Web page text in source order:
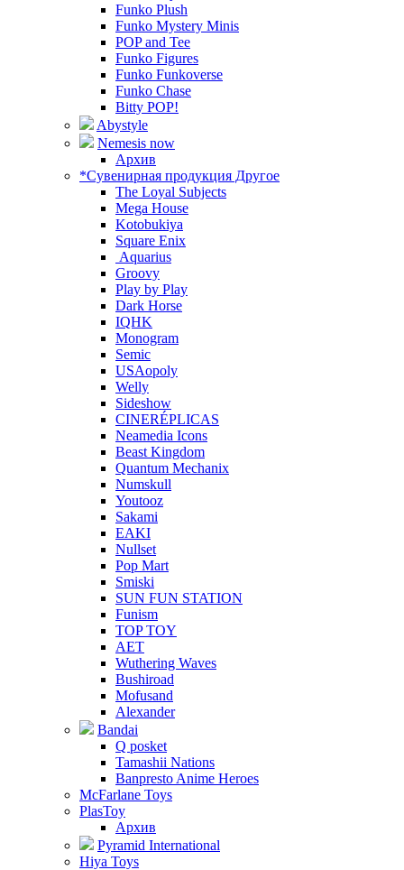
Funko Plush
Funko Mystery Minis
POP and Tee
Funko Figures
Funko Funkoverse
Funko Chase
Bitty POP!
Abystyle
Nemesis now
Архив
*Сувенирная продукция Другое
The Loyal Subjects
Mega House
Kotobukiya
Square Enix
Aquarius
Groovy
Play by Play
Dark Horse
IQHK
Monogram
Semic
USAopoly
Welly
Sideshow
CINERÉPLICAS
Neamedia Icons
Beast Kingdom
Quantum Mechanix
Numskull
Youtooz
Sakami
EAKI
Nullset
Pop Mart
Smiski
SUN FUN STATION
Funism
TOP TOY
AET
Wuthering Waves
Bushiroad
Mofusand
Alexander
Bandai
Q posket
Tamashii Nations
Banpresto Anime Heroes
McFarlane Toys
PlasToy
Архив
Pyramid International
Hiya Toys